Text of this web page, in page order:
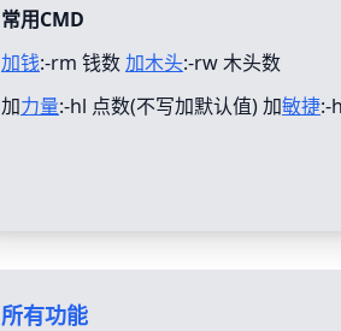
常用CMD
加钱:-rm 钱数加木头:-rw 木头数
加力量:-hl 点数(不写加默认值) 加敏捷:-
所有功能